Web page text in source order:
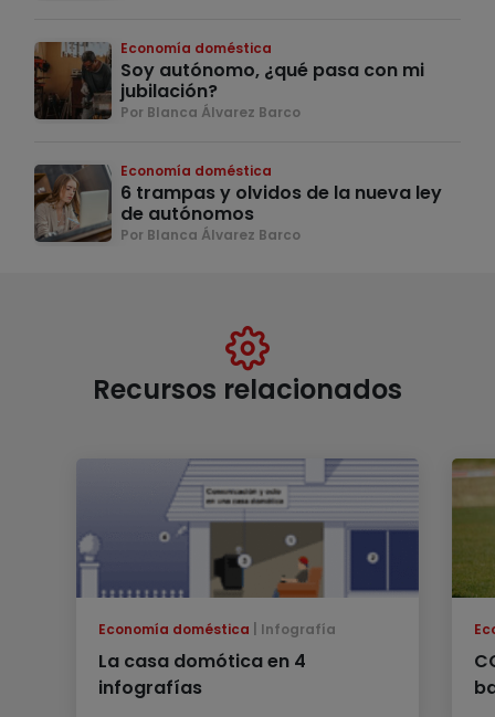
Economía doméstica
Soy autónomo, ¿qué pasa con mi
jubilación?
Por Blanca Álvarez Barco
Economía doméstica
6 trampas y olvidos de la nueva ley
de autónomos
Por Blanca Álvarez Barco
Recursos relacionados
Economía doméstica Infografía
La casa domótica en 4
infografías